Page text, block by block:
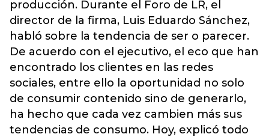
producción. Durante el Foro de LR, el
director de la firma, Luis Eduardo Sánchez,
habló sobre la tendencia de ser o parecer.
De acuerdo con el ejecutivo, el eco que han
encontrado los clientes en las redes
sociales, entre ello la oportunidad no solo
de consumir contenido sino de generarlo,
ha hecho que cada vez cambien más sus
tendencias de consumo. Hoy, explicó todo